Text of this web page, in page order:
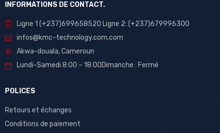
INFORMATIONS DE CONTACT.
Ligne 1 (+237)699658520 Ligne 2: (+237)679996300
infos@kmc-technology.com.com
Akwa-douala, Cameroun
Lundi-Samedi 8:00 – 18:00Dimanche : Fermé
POLICES
Retours et échanges
Conditions de paiement